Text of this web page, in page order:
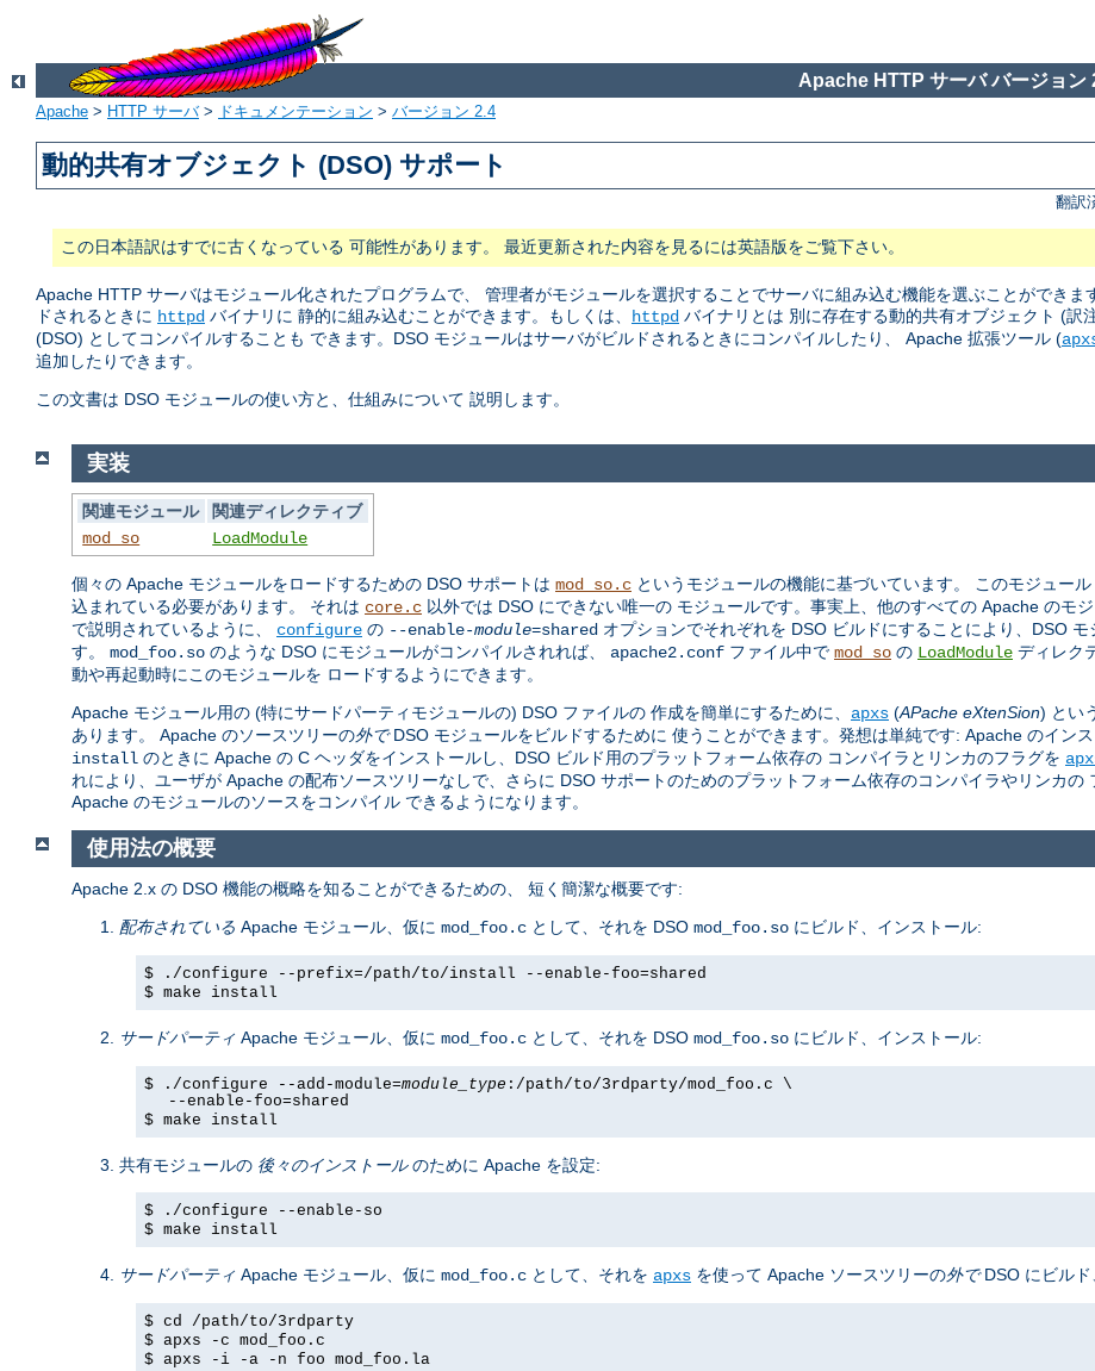
Apache HTTP サーバ バージョン
Apache > HTTP サーバ> ドキュメンテーション > バージョン 2.4
動的共有オブジェクト (DSO) サポート
翻訳
この日本語訳はすでに古くなっている 可能性があります。 最近更新された内容を見るには英語版をご覧下さい。
Apache HTTP サーバはモジュール化されたプログラムで、 管理者がモジュールを選択することでサーバに組み込む機能を選ぶことができま
ドされるときに httpd バイナリに 静的に組み込むことができます。もしくは、 httpd バイナリとは 別に存在する動的共有オブジェクト (訳
(DSO) としてコンパイルすることも できます。DSO モジュールはサーバがビルドされるときにコンパイルしたり、 Apache 拡張ツール (
追加したりできます。
この文書は DSO モジュールの使い方と、仕組みについて 説明します。
実装
関連モジュール
関連ディレクティブ
mod_so
LoadModule
個々の Apache モジュールをロードするための DSO サポートは mod_so.c というモジュールの機能に基づいています。 このモジュー
込まれている必要があります。 それは core.c 以外では DSO にできない唯一の モジュールです。事実上、他のすべての Apache のモジ
で説明されているように、 configure の --enable-module=shared オプションでそれぞれを DSO ビルドにすることにより、DSO
す。 mod_foo.so のような DSO にモジュールがコンパイルされれば、 apache2.conf ファイル中で mod_so の LoadModule ディレク
動や再起動時にこのモジュールを ロードするようにできます。
Apache モジュール用の (特にサードパーティモジュールの) DSO ファイルの 作成を簡単にするために、 apxs (APache eXtenSion) とい
あります。 Apache のソースツリーの外でDSO モジュールをビルドするために 使うことができます。発想は単純です: Apache のイン
install のときに Apache の C ヘッダをインストールし、DSO ビルド用のプラットフォーム依存の コンパイラとリンカのフラグを
れにより、ユーザが Apache の配布ソースツリーなしで、さらに DSO サポートのためのプラットフォーム依存のコンパイラやリンカの
Apache のモジュールのソースをコンパイル できるようになります。
使用法の概要
Apache 2.x の DSO 機能の概略を知ることができるための、 短く簡潔な概要です:
配布されている Apache モジュール、仮に mod_foo.c として、それを DSO mod_foo.so にビルド、インストール:
$ ./configure --prefix=/path/to/install --enable-foo=shared
$ make install
サードパーティ Apache モジュール、仮に mod_foo.c として、それを DSO mod_foo.so にビルド、インストール:
$ ./configure --add-module=module_type :/path/to/3rdparty/mod_foo.c \
--enable-foo=shared
$ make install
共有モジュールの 後々のインストールのために Apache を設定:
$ ./configure --enable-so
$ make install
サードパーティ Apache モジュール、仮に mod_foo.c として、それを apxs を使って Apache ソースツリーの外でDSO にビルド
$ cd /path/to/3rdparty
$ apxs -c mod_foo.c
$ apxs -i -a -n foo mod_foo.la